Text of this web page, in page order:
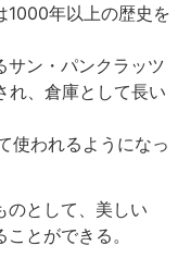
1000年以上の歴史を
サン・パンクラッツ
れ、倉庫として長い
使われるようになっ
のとして、美しい
とができる。